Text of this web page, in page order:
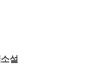
설